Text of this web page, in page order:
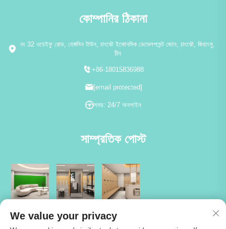
কোম্পানির ঠিকানা
নং 32 ওয়েইফু রোড, হেঙ্গলিন টাউন, চাংঝৌ ইকোনমিক ডেভেলপমেন্ট জোন, চাংঝৌ, জিয়াংসু,
চীন
+86-18015836988
[email protected]
সময়: 24/7 অনলাইন
সাম্প্রতিক পোস্ট
We value your privacy